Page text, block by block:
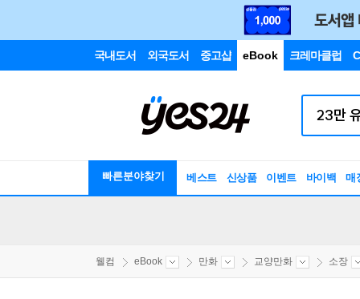
국내도서 외국도서 중고샵 eBook 크레마클럽
빠른분야찾기 베스트 신상품 이벤트 바이백 매
웰컴 eBook 만화 교양만화 소장